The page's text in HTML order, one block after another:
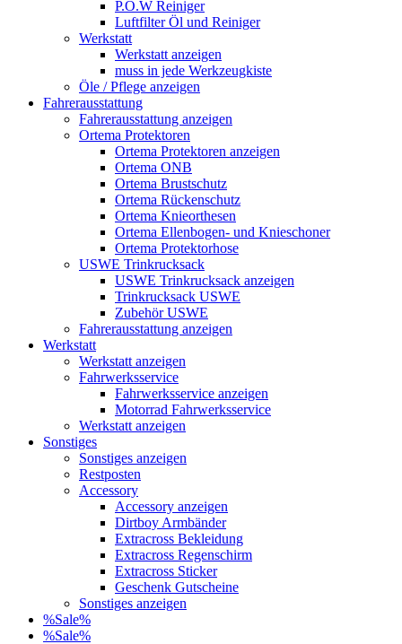
P.O.W Reiniger
Luftfilter Öl und Reiniger
Werkstatt
Werkstatt anzeigen
muss in jede Werkzeugkiste
Öle / Pflege anzeigen
Fahrerausstattung
Fahrerausstattung anzeigen
Ortema Protektoren
Ortema Protektoren anzeigen
Ortema ONB
Ortema Brustschutz
Ortema Rückenschutz
Ortema Knieorthesen
Ortema Ellenbogen- und Knieschoner
Ortema Protektorhose
USWE Trinkrucksack
USWE Trinkrucksack anzeigen
Trinkrucksack USWE
Zubehör USWE
Fahrerausstattung anzeigen
Werkstatt
Werkstatt anzeigen
Fahrwerksservice
Fahrwerksservice anzeigen
Motorrad Fahrwerksservice
Werkstatt anzeigen
Sonstiges
Sonstiges anzeigen
Restposten
Accessory
Accessory anzeigen
Dirtboy Armbänder
Extracross Bekleidung
Extracross Regenschirm
Extracross Sticker
Geschenk Gutscheine
Sonstiges anzeigen
%Sale%
%Sale%